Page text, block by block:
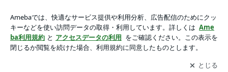
アプリをダウンロードして ブログの更新通知
を受け取りまし
ょう。
開く